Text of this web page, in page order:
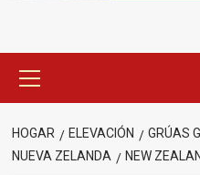
principal
HOGAR ELEVACIÓN
GRÚAS
NUEVA ZELANDA
NEW